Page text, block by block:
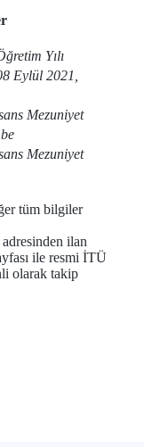
Yılı
Eylül 2021,
Mezuniyet
Mezuniyet
tüm bilgiler
adresinden ilan
ile resmi İTÜ
olarak takip